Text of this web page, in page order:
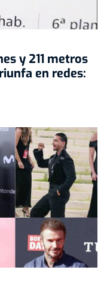
y 211 metros
en redes: